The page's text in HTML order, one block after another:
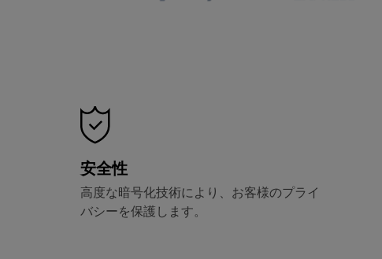
安全性
高度な暗号化技術により、お客様のプライ
バシーを保護します。